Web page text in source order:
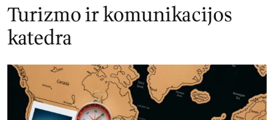
Turizmo ir komunikacijos
katedra